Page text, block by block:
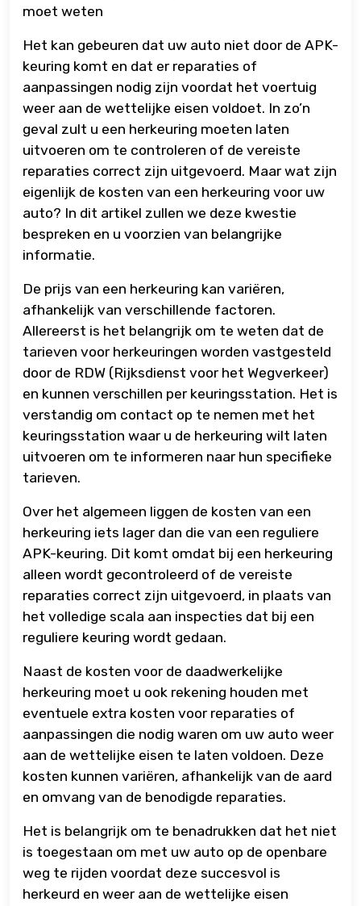
moet weten
Het kan gebeuren dat uw auto niet door de APK-
keuring komt en dat er reparaties of
aanpassingen nodig zijn voordat het voertuig
weer aan de wettelijke eisen voldoet. In zo’n
geval zult u een herkeuring moeten laten
uitvoeren om te controleren of de vereiste
reparaties correct zijn uitgevoerd. Maar wat zijn
eigenlijk de kosten van een herkeuring voor uw
auto? In dit artikel zullen we deze kwestie
bespreken en u voorzien van belangrijke
informatie.
De prijs van een herkeuring kan variëren,
afhankelijk van verschillende factoren.
Allereerst is het belangrijk om te weten dat de
tarieven voor herkeuringen worden vastgesteld
door de RDW (Rijksdienst voor het Wegverkeer)
en kunnen verschillen per keuringsstation. Het is
verstandig om contact op te nemen met het
keuringsstation waar u de herkeuring wilt laten
uitvoeren om te informeren naar hun specifieke
tarieven.
Over het algemeen liggen de kosten van een
herkeuring iets lager dan die van een reguliere
APK-keuring. Dit komt omdat bij een herkeuring
alleen wordt gecontroleerd of de vereiste
reparaties correct zijn uitgevoerd, in plaats van
het volledige scala aan inspecties dat bij een
reguliere keuring wordt gedaan.
Naast de kosten voor de daadwerkelijke
herkeuring moet u ook rekening houden met
eventuele extra kosten voor reparaties of
aanpassingen die nodig waren om uw auto weer
aan de wettelijke eisen te laten voldoen. Deze
kosten kunnen variëren, afhankelijk van de aard
en omvang van de benodigde reparaties.
Het is belangrijk om te benadrukken dat het niet
is toegestaan om met uw auto op de openbare
weg te rijden voordat deze succesvol is
herkeurd en weer aan de wettelijke eisen